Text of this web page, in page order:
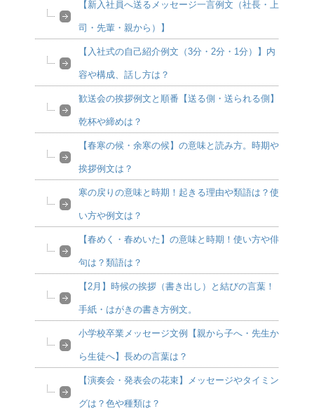
【新入社員へ送るメッセージ一言例文（社長・上
司・先輩・親から）】
【入社式の自己紹介例文（3分・2分・1分）】内
容や構成、話し方は？
歓送会の挨拶例文と順番【送る側・送られる側】
乾杯や締めは？
【春寒の候・余寒の候】の意味と読み方。時期や
挨拶例文は？
寒の戻りの意味と時期！起きる理由や類語は？使
い方や例文は？
【春めく・春めいた】の意味と時期！使い方や俳
句は？類語は？
【2月】時候の挨拶（書き出し）と結びの言葉！
手紙・はがきの書き方例文。
小学校卒業メッセージ文例【親から子へ・先生か
ら生徒へ】長めの言葉は？
【演奏会・発表会の花束】メッセージやタイミン
グは？色や種類は？